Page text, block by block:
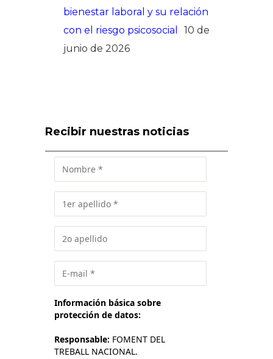
bienestar laboral y su relación
con el riesgo psicosocial
10 de
junio de 2026
Recibir nuestras noticias
Información básica sobre
protección de datos:
Responsable: FOMENT DEL
TREBALL NACIONAL.